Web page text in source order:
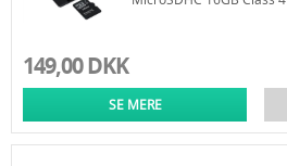
149,00 DKK
SE MERE